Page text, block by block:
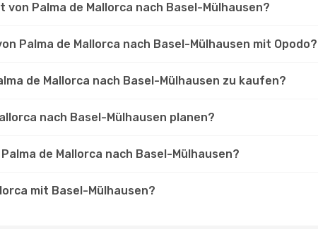
Palma de Mallorca nach Basel-Mülhausen?
Palma de Mallorca nach Basel-Mülhausen mit Opodo?
de Mallorca nach Basel-Mülhausen zu kaufen?
nach Basel-Mülhausen planen?
de Mallorca nach Basel-Mülhausen?
mit Basel-Mülhausen?